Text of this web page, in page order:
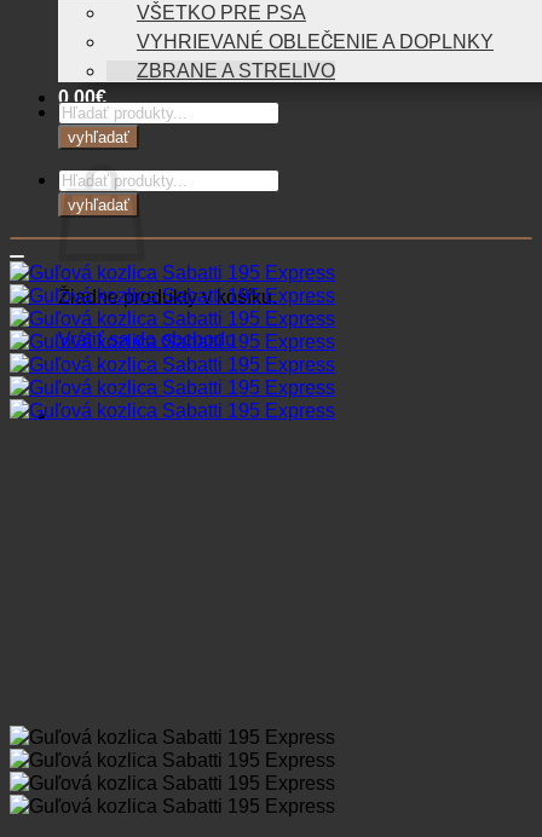
0,00€
Košík
Žiadne produkty v košíku.
Vrátiť sa do obchodu
VŠETKO PRE PSA
VYHRIEVANÉ OBLEČENIE A DOPLNKY
ZBRANE A STRELIVO
Products
search
vyhľadať
Products
search
vyhľadať